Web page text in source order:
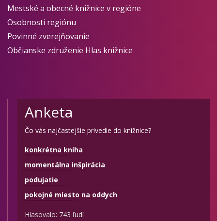
Mestské a obecné knižnice v regióne
Osobnosti regiónu
Povinné zverejňovanie
Občianske združenie Hlas knižnice
Anketa
Čo vás najčastejšie privedie do knižnice?
konkrétna kniha
momentálna inšpirácia
podujatie
pokojné miesto na oddych
Hlasovalo: 743 ľudí